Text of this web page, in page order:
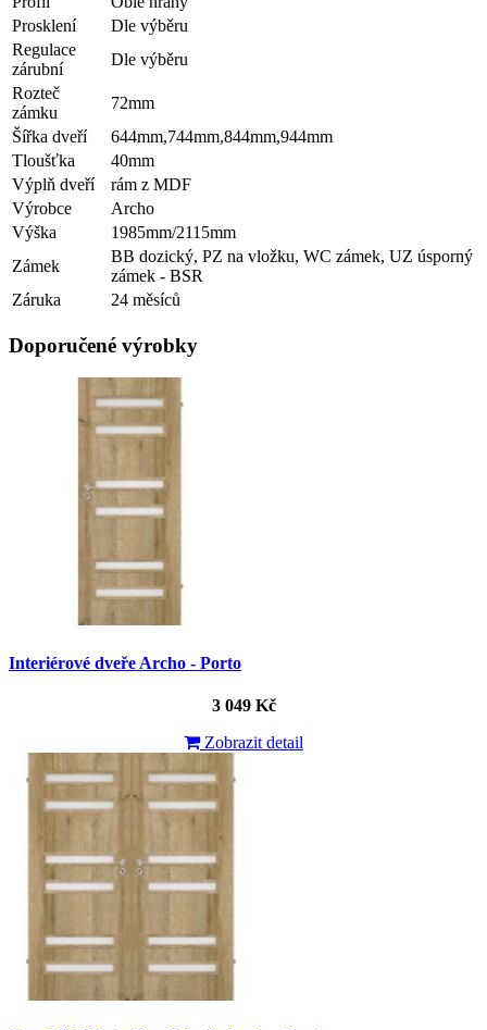
Prosklení
Dle výběru
Regulace
zárubní
Dle výběru
Rozteč
zámku
72mm
Šířka dveří
644mm,744mm,844mm,944mm
Tloušťka
40mm
Výplň dveří
rám z MDF
Výrobce
Archo
Výška
1985mm/2115mm
Zámek
BB dozický, PZ na vložku, WC zámek, UZ úsporný
zámek - BSR
Záruka
24 měsíců
Doporučené výrobky
Interiérové dveře Archo - Porto
3 049 Kč
Zobrazit detail